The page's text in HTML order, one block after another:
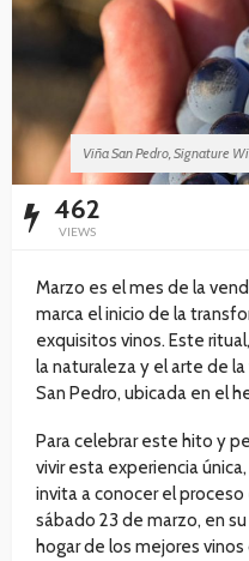
Viña San Pedro, Signature
462
VIEWS
Marzo es el mes de la
marca el inicio de la
exquisitos vinos. Este
la naturaleza y el arte de
San Pedro, ubicada en el
Para celebrar este hito y
vivir esta experiencia
invita a conocer el
sábado 23 de marzo, en
hogar de los mejores